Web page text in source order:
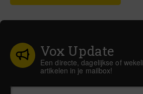
Vox Update
Een directe, dagelijkse of
artikelen in je mailbox!